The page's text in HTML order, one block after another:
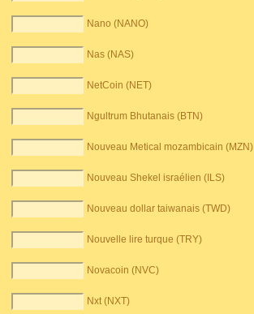
Nano (NANO)
Nas (NAS)
NetCoin (NET)
Ngultrum Bhutanais (BTN)
Nouveau Metical mozambicain (MZN)
Nouveau Shekel israélien (ILS)
Nouveau dollar taiwanais (TWD)
Nouvelle lire turque (TRY)
Novacoin (NVC)
Nxt (NXT)